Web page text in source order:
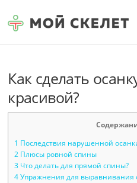
Как сделать
красивой?
1 Последствия нарушенной
2 Плюсы ровной спины
3 Что делать для прямой спины?
4 Упражнения для выравнивания